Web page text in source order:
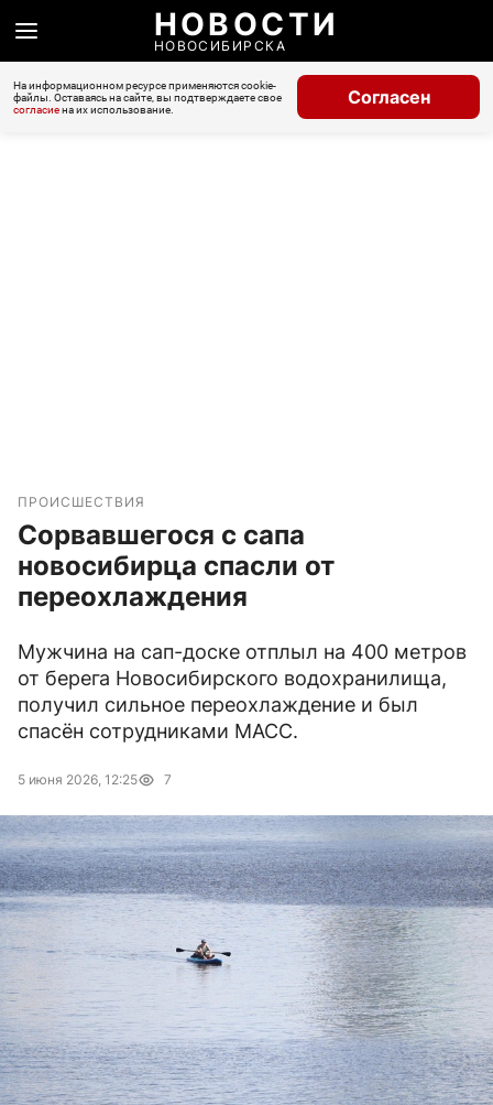
НОВОСТИ
НОВОСИБИРСКА
На информационном ресурсе применяются cookie-
файлы. Оставаясь на сайте, вы подтверждаете свое
согласиена их использование.
Согласен
ПРОИСШЕСТВИЯ
Сорвавшегося с сапа
новосибирца спасли от
переохлаждения
Мужчина на сап-доске отплыл на 400 метров
от берега Новосибирского водохранилища,
получил сильное переохлаждение и был
спасён сотрудниками МАСС.
5 июня 2026, 12:25 7